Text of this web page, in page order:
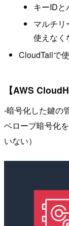
キーIDと
マルチリ
使えなく
CloudTailで
【AWS
-暗号化した鍵の
ベロープ暗号化
いない）